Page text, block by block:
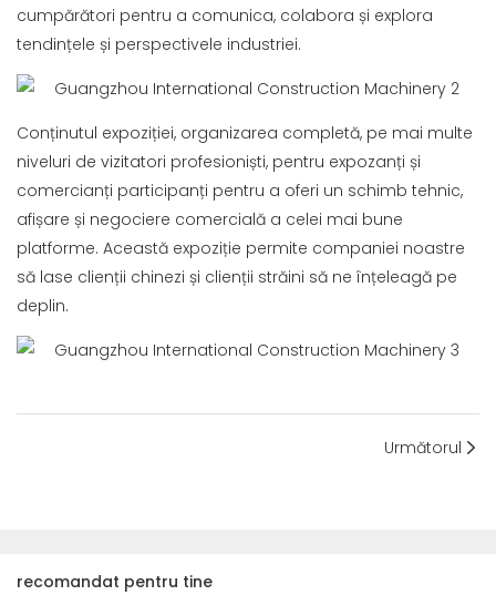
cumpărători pentru a comunica, colabora și explora
tendințele și perspectivele industriei.
Conținutul expoziției, organizarea completă, pe mai multe
niveluri de vizitatori profesioniști, pentru expozanți și
comercianți participanți pentru a oferi un schimb tehnic,
afișare și negociere comercială a celei mai bune
platforme. Această expoziție permite companiei noastre
să lase clienții chinezi și clienții străini să ne înțeleagă pe
deplin.
Următorul
recomandat pentru tine